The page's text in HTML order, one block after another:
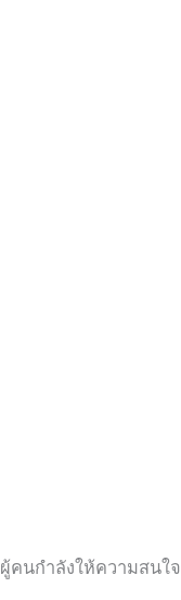
ผู้คนกำลังให้ความสนใจ